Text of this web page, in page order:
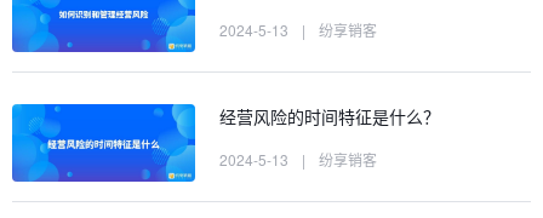
2024-5-13 | 纷享销客
经营风险的时间特征是什么？
2024-5-13 | 纷享销客